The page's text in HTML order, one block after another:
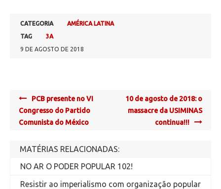
CATEGORIA
AMÉRICA LATINA
TAG
3A
9 DE AGOSTO DE 2018
Post
navigation
PCB presente no VI
Congresso do Partido
Comunista do México
10 de agosto de 2018: o
massacre da USIMINAS
continua!!!
MATÉRIAS RELACIONADAS:
NO AR O PODER POPULAR 102!
Resistir ao imperialismo com organização popular